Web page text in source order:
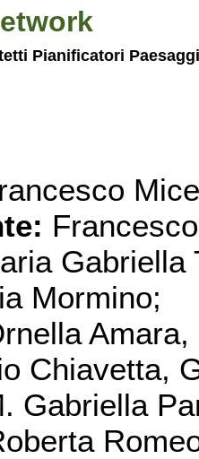
Pianificatori
Gabriella
Mormino;
Chiavetta,
Gabriella